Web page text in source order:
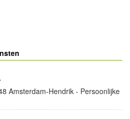
Amsterdam-Hendrik - Persoonlijke